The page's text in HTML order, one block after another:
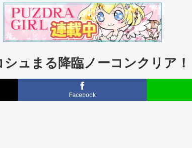
ュまる降臨ノーコンクリア！
Facebook